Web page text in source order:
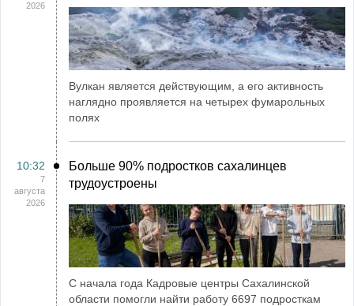
2026
Вулкан является действующим, а его активность
наглядно проявляется на четырех фумарольных
полях
10:32
7
августа
2026
Больше 90% подростков сахалинцев
трудоустроены
С начала года Кадровые центры Сахалинской
области помогли найти работу 6697 подросткам